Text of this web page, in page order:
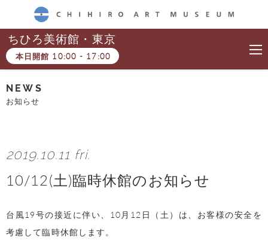
CHIHIRO ART MUSEUM
ちひろ美術館・東京
本日開館 10:00 - 17:00
NEWS
お知らせ
2019.10.11 fri.
10/12(土)臨時休館のお知らせ
台風19号の接近に伴い、10月12日（土）は、お客様の安全を
考慮して臨時休館します。